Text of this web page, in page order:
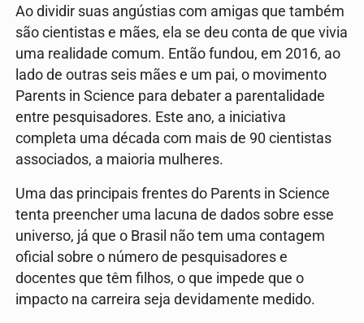
Ao dividir suas angústias com amigas que também
são cientistas e mães, ela se deu conta de que vivia
uma realidade comum. Então fundou, em 2016, ao
lado de outras seis mães e um pai, o movimento
Parents in Science para debater a parentalidade
entre pesquisadores. Este ano, a iniciativa
completa uma década com mais de 90 cientistas
associados, a maioria mulheres.
Uma das principais frentes do Parents in Science
tenta preencher uma lacuna de dados sobre esse
universo, já que o Brasil não tem uma contagem
oficial sobre o número de pesquisadores e
docentes que têm filhos, o que impede que o
impacto na carreira seja devidamente medido.